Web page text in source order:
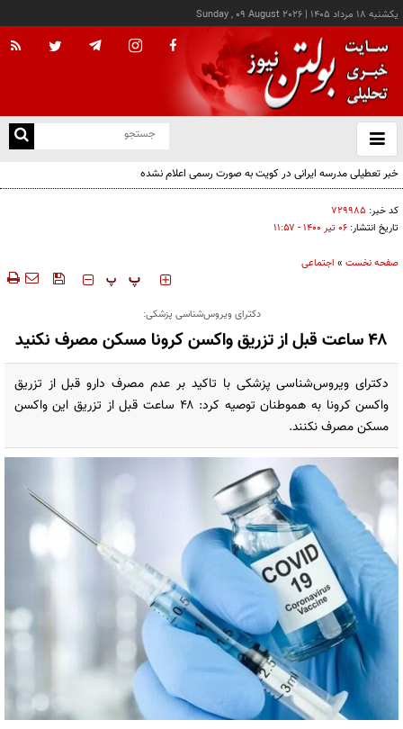
يکشنبه ۱۸ مرداد ۱۴۰۵ |
Sunday , 09 August 2026
باز
و
خبر تعطیلی مدرسه ایرانی در کویت به صورت رسمی اعلام نشده
کد خبر: ۷۲۹۹۸۵
تاریخ انتشار: ۰۶ تير ۱۴۰۰ - ۱۱:۵۷
صفحه نخست » اجتماعی
‍‍‍ پ پ
دکترای ویروس‌شناسی پزشکی:
۴۸ ساعت قبل از تزریق واکسن کرونا مسکن مصرف نکنید
دکترای ویروس‌شناسی پزشکی با تاکید بر عدم مصرف دارو قبل از تزریق
واکسن کرونا به هموطنان توصیه کرد: ۴۸ ساعت قبل از تزریق این واکسن
مسکن مصرف نکنند.